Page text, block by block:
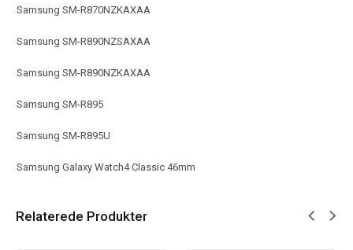
Samsung SM-R870NZKAXAA
Samsung SM-R890NZSAXAA
Samsung SM-R890NZKAXAA
Samsung SM-R895
Samsung SM-R895U
Samsung Galaxy Watch4 Classic 46mm
Relaterede Produkter